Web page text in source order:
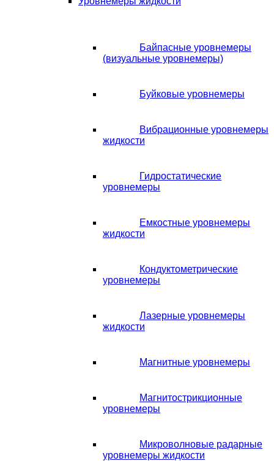
Байпасные уровнемеры
(визуальные уровнемеры)
Буйковые уровнемеры
Вибрационные уровнемеры
жидкости
Гидростатические
уровнемеры
Емкостные уровнемеры
жидкости
Кондуктометрические
уровнемеры
Лазерные уровнемеры
жидкости
Магнитные уровнемеры
Магнитострикционные
уровнемеры
Микроволновые радарные
уровнемеры жидкости